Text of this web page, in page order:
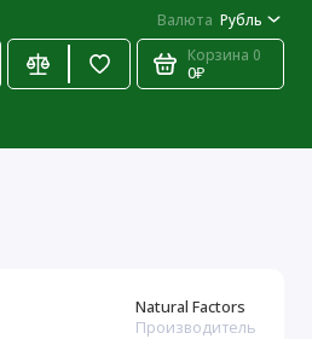
Валюта Рубль
Корзина 0
0₽
Natural Factors
Производитель